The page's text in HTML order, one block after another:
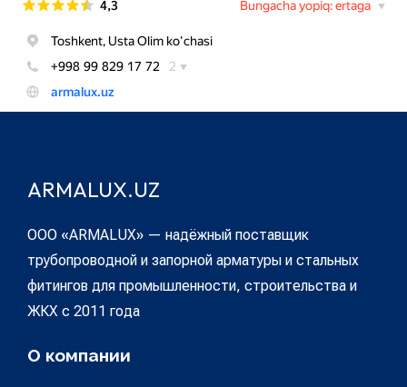
ARMALUX.UZ
ООО «ARMALUX» — надёжный поставщик
трубопроводной и запорной арматуры и стальных
фитингов для промышленности, строительства и
ЖКХ с 2011 года
О компании